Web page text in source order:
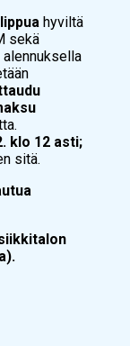
hyviltä
sekä
klo 12 asti;
sitä.